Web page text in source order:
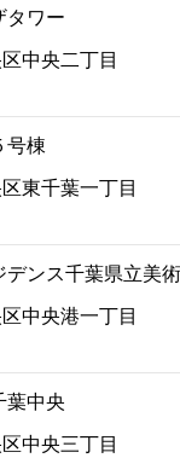
タワー
中央二丁目
号棟
東千葉一丁目
デンス千葉県立美
中央港一丁目
葉中央
中央三丁目